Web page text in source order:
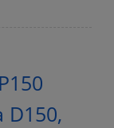
D150,